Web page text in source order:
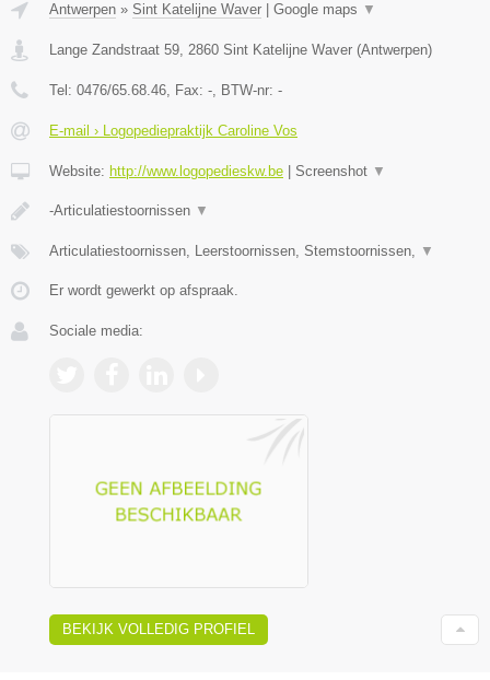
Antwerpen » Sint Katelijne Waver Google maps ▼
Lange Zandstraat 59, 2860 Sint Katelijne Waver (Antwerpen)
Tel: 0476/65.68.46, Fax: -, BTW-nr: -
E-mail › Logopediepraktijk Caroline Vos
Website: http://www.logopedieskw.be Screenshot ▼
-Articulatiestoornissen ▼
Articulatiestoornissen, Leerstoornissen, Stemstoornissen, ▼
Er wordt gewerkt op afspraak.
Sociale media:
BEKIJK VOLLEDIG PROFIEL